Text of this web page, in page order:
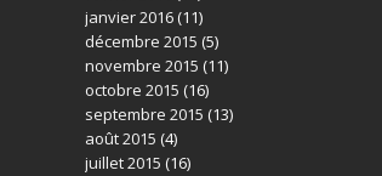
janvier 2016(11)
décembre 2015 (5)
novembre 2015 (11)
octobre 2015 (16)
septembre 2015 (13)
août 2015 (4)
juillet 2015 (16)